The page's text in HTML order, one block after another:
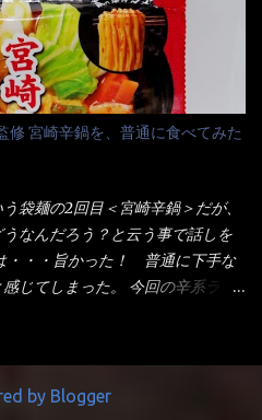
スープも満遍なく全体に行き渡
とスープは最後に移すとこうな
！ やはり一部粉末スープが縦型
ぜーんぶ箸等で落としてホワイ
カップヌードルとしては太く平
ン中本の麺 蒙古タンメンの方
厚みがあるような・・・ 食感
同じ。 湯に戻りやすい特性が強
・・ ■カップヌードル激辛味噌 ■
も箸で持ち上げた感じは、重
な麺と云っていいかもしれな
トか...
の無いのを食べても・・・しょ
無いのに、外国の人には尚更ね
】と云われる程だが、10年位前
マルちゃん正麺』と云われる商
の役所広司を起用したCMで一躍
イバルとして日清から【ラ王】
のラーメン屋さん】は、袋麺と
・ 事実ラ王は、HPでは別扱い！
たの扱い。 袋麺はスープは粉末
味は・・・イマイチ（小生感
在のインスタント麺では、最先
いているから・・・買いまし
！ トッピングは生憎とモヤシの
修 宮崎辛鍋を、普通に食べてみた
袋麺の2回目＜宮崎辛鍋＞だが、
なんだろう？と云う事で話しを
・・・旨かった！ 普通に下手な
じてしまった。 今回の辛系ラー
をイメージした唐辛子の辛みと
合う麺が付いて〆まで楽しめま
by Blogger